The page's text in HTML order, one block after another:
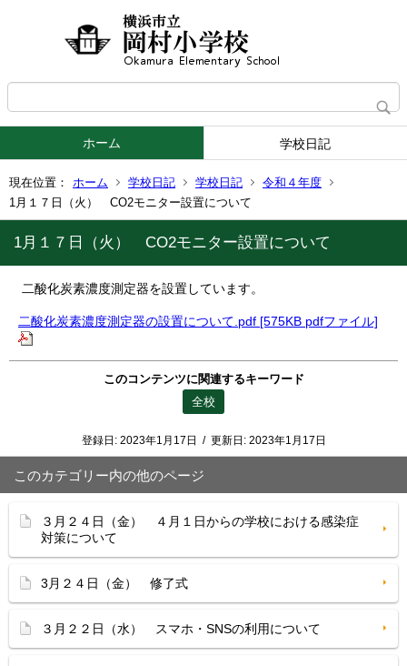
ホーム 学校日記
現在位置： ホーム 学校日記 学校日記
令和４年度
1月１７日（火） CO2モニター設置について
1月１７日（火） CO2モニター設置について
二酸化炭素濃度測定器を設置しています。
二酸化炭素濃度測定器の設置について.pdf [575KB pdfファイル]
このコンテンツに関連するキーワード
全校
登録日: 2023年1月17日 / 更新日: 2023年1月17日
このカテゴリー内の他のページ
３月２４日（金） ４月１日からの学校における感染症
対策について
3月２４日（金） 修了式
３月２２日（水） スマホ・SNSの利用について